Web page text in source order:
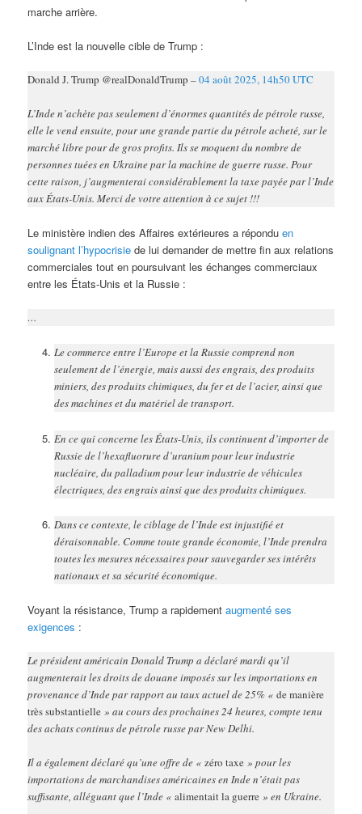
marche arrière.
L’Inde est la nouvelle cible de Trump :
Donald J. Trump @realDonaldTrump –04 août 2025, 14h50 UTC
L’Inde n’achète pas seulement d’énormes quantités de pétrole russe,
elle le vend ensuite, pour une grande partie du pétrole acheté, sur le
marché libre pour de gros profits. Ils se moquent du nombre de
personnes tuées en Ukraine par la machine de guerre russe. Pour
cette raison, j’augmenterai considérablement la taxe payée par l’Inde
aux États-Unis. Merci de votre attention à ce sujet !!!
Le ministère indien des Affaires extérieures a réponduen
soulignant l’hypocrisie de lui demander de mettre fin aux relations
commerciales tout en poursuivant les échanges commerciaux
entre les États-Unis et la Russie :
…
Le commerce entre l’Europe et la Russie comprend non
seulement de l’énergie, mais aussi des engrais, des produits
miniers, des produits chimiques, du fer et de l’acier, ainsi que
des machines et du matériel de transport.
En ce qui concerne les États-Unis, ils continuent d’importer de
Russie de l’hexafluorure d’uranium pour leur industrie
nucléaire, du palladium pour leur industrie de véhicules
électriques, des engrais ainsi que des produits chimiques.
Dans ce contexte, le ciblage de l’Inde est injustifié et
déraisonnable. Comme toute grande économie, l’Inde prendra
toutes les mesures nécessaires pour sauvegarder ses intérêts
nationaux et sa sécurité économique.
Voyant la résistance, Trump a rapidementaugmenté ses
exigences :
Le président américain Donald Trump a déclaré mardi qu’il
augmenterait les droits de douane imposés sur les importations en
provenance d’Inde par rapport au taux actuel de 25% «de manière
très substantielle » au cours des prochaines 24 heures, compte tenu
des achats continus de pétrole russe par New Delhi.
Il a également déclaré qu’une offre de «zéro taxe » pour les
importations de marchandises américaines en Inde n’était pas
suffisante, alléguant que l’Inde «alimentait la guerre » en Ukraine.